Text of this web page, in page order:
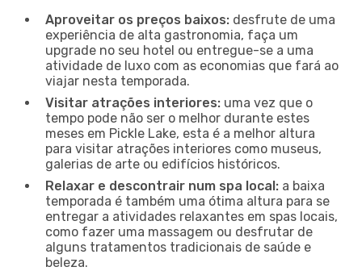
Aproveitar os preços baixos: desfrute de uma
experiência de alta gastronomia, faça um
upgrade no seu hotel ou entregue-se a uma
atividade de luxo com as economias que fará ao
viajar nesta temporada.
Visitar atrações interiores: uma vez que o
tempo pode não ser o melhor durante estes
meses em Pickle Lake, esta é a melhor altura
para visitar atrações interiores como museus,
galerias de arte ou edifícios históricos.
Relaxar e descontrair num spa local: a baixa
temporada é também uma ótima altura para se
entregar a atividades relaxantes em spas locais,
como fazer uma massagem ou desfrutar de
alguns tratamentos tradicionais de saúde e
beleza.